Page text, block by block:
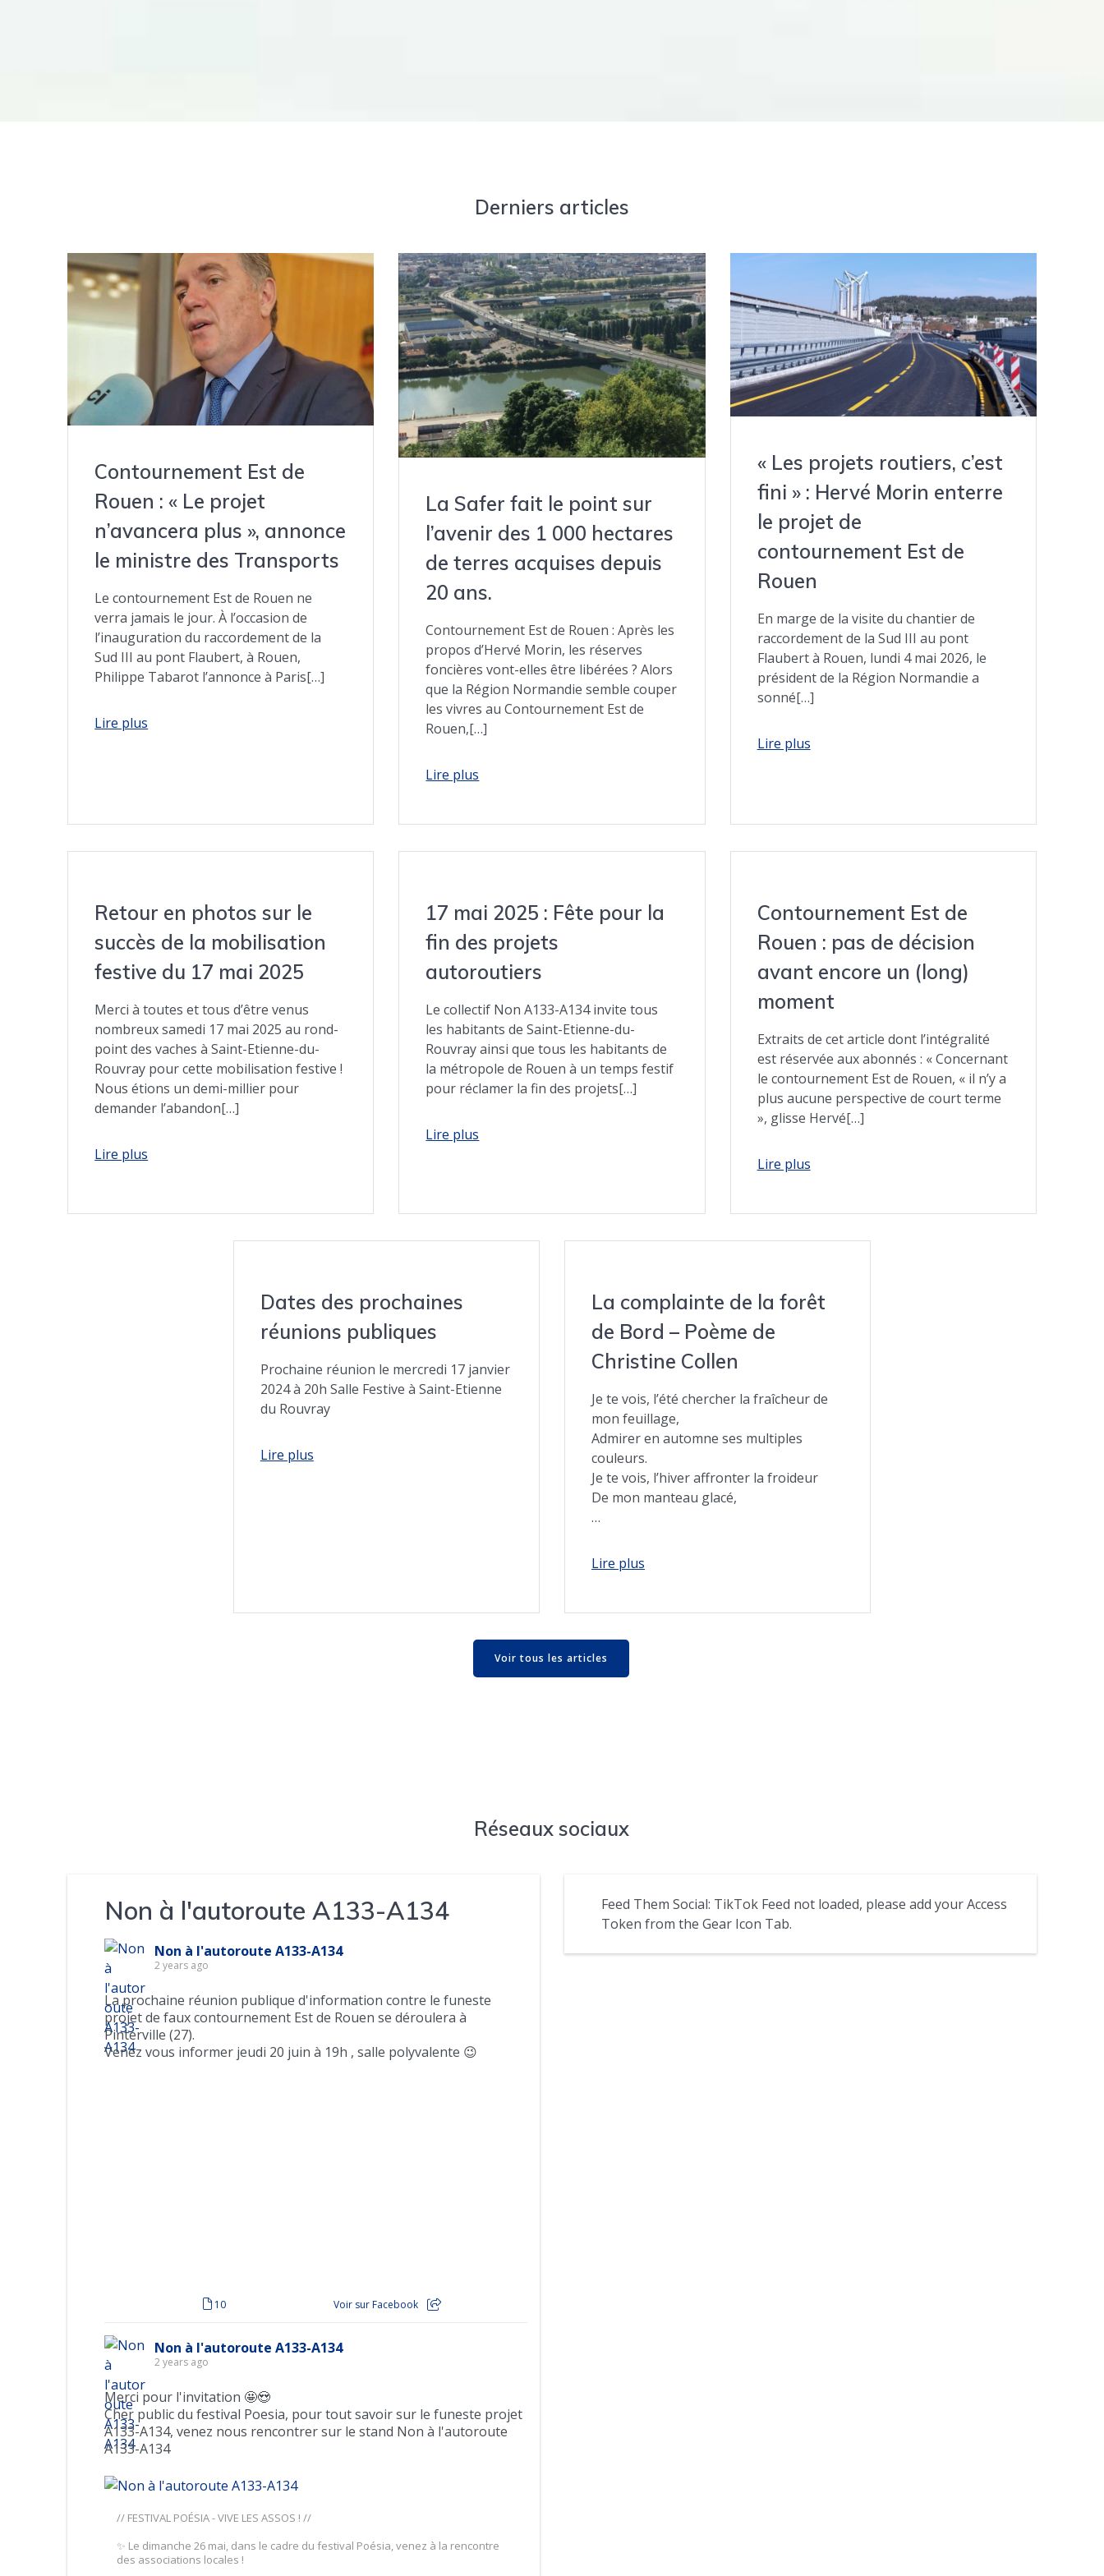
Derniers articles
Contournement Est de
Rouen : « Le projet
n’avancera plus », annonce
le ministre des Transports
Le contournement Est de Rouen ne
verra jamais le jour. À l’occasion de
l’inauguration du raccordement de la
Sud III au pont Flaubert, à Rouen,
Philippe Tabarot l’annonce à Paris[…]
La Safer fait le point sur
l’avenir des 1 000 hectares
de terres acquises depuis
20 ans.
Contournement Est de Rouen : Après les
propos d’Hervé Morin, les réserves
foncières vont-elles être libérées ? Alors
que la Région Normandie semble couper
les vivres au Contournement Est de
Rouen,[…]
« Les projets routiers, c’est
fini » : Hervé Morin enterre
le projet de
contournement Est de
Rouen
En marge de la visite du chantier de
raccordement de la Sud III au pont
Flaubert à Rouen, lundi 4 mai 2026, le
président de la Région Normandie a
sonné[…]
Retour en photos sur le
succès de la mobilisation
festive du 17 mai 2025
Merci à toutes et tous d’être venus
nombreux samedi 17 mai 2025 au rond-
point des vaches à Saint-Etienne-du-
Rouvray pour cette mobilisation festive !
Nous étions un demi-millier pour
demander l’abandon[…]
17 mai 2025 : Fête pour la
fin des projets
autoroutiers
Le collectif Non A133-A134 invite tous
les habitants de Saint-Etienne-du-
Rouvray ainsi que tous les habitants de
la métropole de Rouen à un temps festif
pour réclamer la fin des projets[…]
Contournement Est de
Rouen : pas de décision
avant encore un (long)
moment
Extraits de cet article dont l’intégralité
est réservée aux abonnés : « Concernant
le contournement Est de Rouen, « il n’y a
plus aucune perspective de court terme
», glisse Hervé[…]
Dates des prochaines
réunions publiques
Prochaine réunion le mercredi 17 janvier
2024 à 20h Salle Festive à Saint-Etienne
du Rouvray
La complainte de la forêt
de Bord – Poème de
Christine Collen
Je te vois, l’été chercher la fraîcheur de
mon feuillage,
Admirer en automne ses multiples
couleurs.
Je te vois, l’hiver affronter la froideur
De mon manteau glacé,
…
Voir tous les articles
Réseaux sociaux
Non à l'autoroute A133-A134
Non à l'autoroute A133-A134
2 years ago
La prochaine réunion publique d'information contre le funeste
projet de faux contournement Est de Rouen se déroulera à
Pinterville (27).
Venez vous informer jeudi 20 juin à 19h , salle polyvalente 😉
10 Voir sur Facebook
Non à l'autoroute A133-A134
2 years ago
Merci pour l'invitation 🤩😍
Cher public du festival Poesia, pour tout savoir sur le funeste projet
A133-A134, venez nous rencontrer sur le stand Non à l'autoroute
A133-A134
// FESTIVAL POÉSIA - VIVE LES ASSOS ! //
✨ Le dimanche 26 mai, dans le cadre du festival Poésia, venez à la rencontre
des associations locales !
Feed Them Social: TikTok Feed not loaded, please add your Access
Token from the Gear Icon Tab.